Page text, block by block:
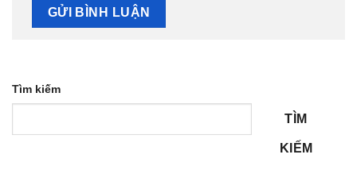
Tìm kiếm
TÌM
KIẾM